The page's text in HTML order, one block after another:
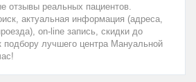
отзывы реальных пациентов.
актуальная информация (адреса,
on-line запись, скидки до
подбору лучшего центра Мануальной